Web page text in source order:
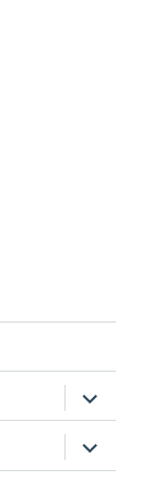
ouvrir
le
sous-
menu
ouvrir
le